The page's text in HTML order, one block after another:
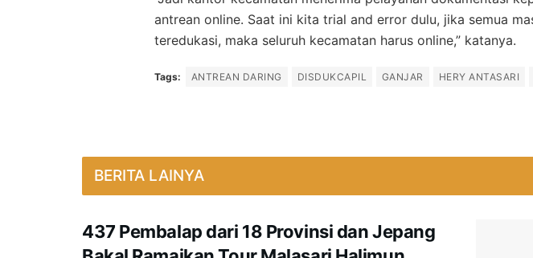
antrean online. Saat ini kita trial and error dulu, jika semua
teredukasi, maka seluruh kecamatan harus online,” katanya.
Tags: ANTREAN DARING DISDUKCAPIL GANJAR HERY ANTASARI
BERITA LAINYA
437 Pembalap dari 18 Provinsi dan Jepang